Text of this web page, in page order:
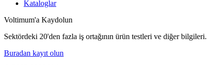
Kataloglar
Voltimum'a Kaydolun
Sektördeki 20'den fazla iş ortağının ürün testleri ve diğer bilgileri.
Buradan kayıt olun